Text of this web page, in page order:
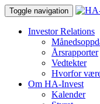
Toggle navigation
Investor Relations
Årsrapporter
Vedtekter
Hvorfor
Om HA-Invest
Kalender